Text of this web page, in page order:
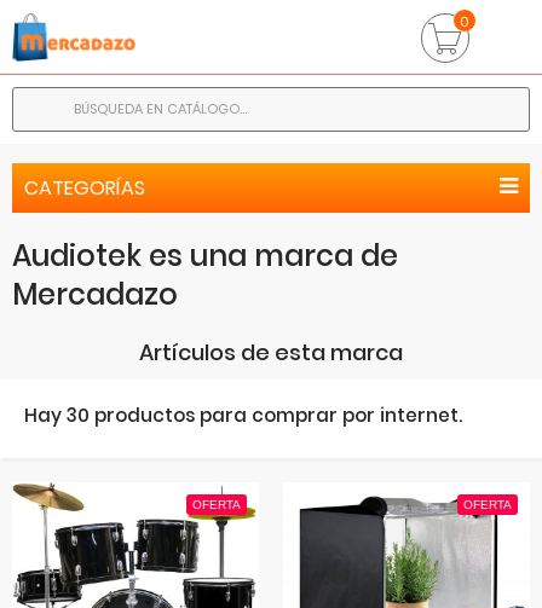
0
CATEGORÍAS
Audiotek es una marca de
Mercadazo
Artículos de esta marca
Hay 30 productos para comprar por internet.
OFERTA OFERTA